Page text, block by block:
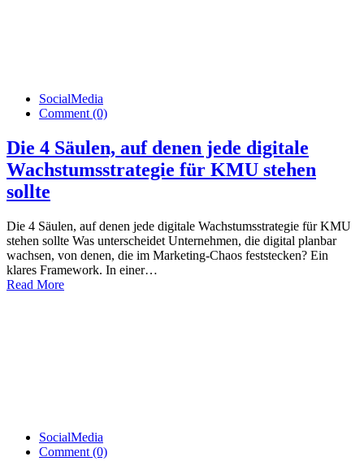
SocialMedia
Comment (0)
Die 4 Säulen, auf denen jede digitale
Wachstumsstrategie für KMU stehen
sollte
Die 4 Säulen, auf denen jede digitale Wachstumsstrategie für KMU
stehen sollte Was unterscheidet Unternehmen, die digital planbar
wachsen, von denen, die im Marketing-Chaos feststecken? Ein
klares Framework. In einer…
Read More
SocialMedia
Comment (0)